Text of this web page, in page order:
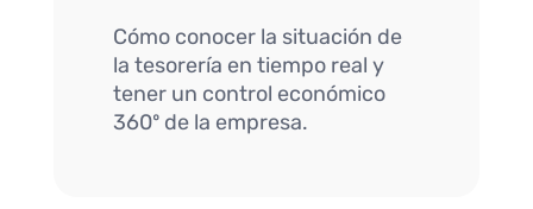
Cómo conocer la situación de
la tesorería en tiempo real y
tener un control económico
360º de la empresa.